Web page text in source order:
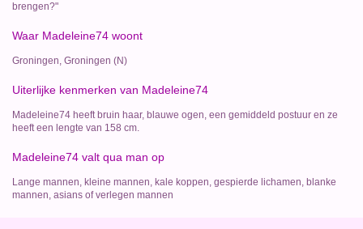
brengen?"
Waar Madeleine74 woont
Groningen, Groningen (N)
Uiterlijke kenmerken van Madeleine74
Madeleine74 heeft bruin haar, blauwe ogen, een gemiddeld postuur en ze
heeft een lengte van 158 cm.
Madeleine74 valt qua man op
Lange mannen, kleine mannen, kale koppen, gespierde lichamen, blanke
mannen, asians of verlegen mannen